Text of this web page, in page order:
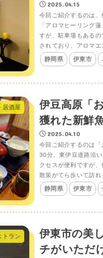
2025.04.15
今回ご紹介するのは
「アロマヒーリング
すが、駐車場もある
されており、アロマエ
静岡県 伊東市
居酒屋
伊豆高原「
獲れた新鮮
2025.04.10
今回ご紹介するのは
30分、東伊豆道路沿
クセスが便利ですが
散策がてら歩いて訪れ
静岡県 伊東市
トラン
伊東市の美
チがいただ